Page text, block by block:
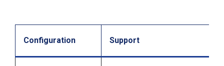
Configuration Support